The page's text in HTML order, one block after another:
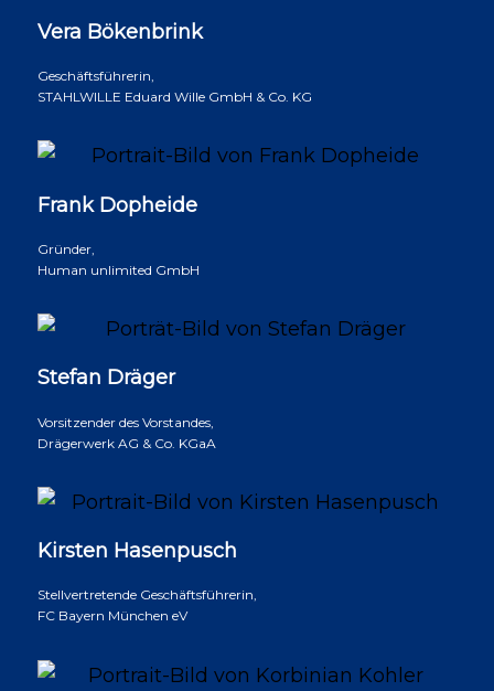
Vera Bökenbrink
Geschäftsführerin,
STAHLWILLE Eduard Wille GmbH & Co. KG
Frank Dopheide
Gründer,
Human unlimited GmbH
Stefan Dräger
Vorsitzender des Vorstandes,
Drägerwerk AG & Co. KGaA
Kirsten Hasenpusch
Stellvertretende Geschäftsführerin,
FC Bayern München eV